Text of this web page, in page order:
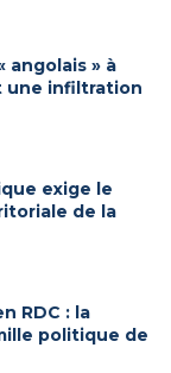
angolais » à
une infiltration
exige le
de la
RDC : la
politique de